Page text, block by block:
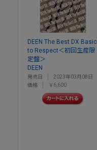
DEEN The Best DX Basic
to Respect＜初回生産限
定盤＞
DEEN
発売日
2023年03月08日
価格
￥6,600